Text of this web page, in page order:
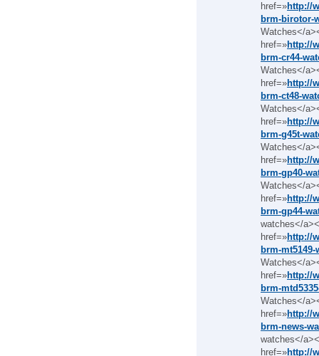
href=»http://
brm-birotor-
Watches</
href=»http://
brm-cr44-
Watches</
href=»http://
brm-ct48-
Watches</
href=»http://
brm-g45t-
Watches</
href=»http://
brm-gp40-
Watches</
href=»http://
brm-gp44-
watches</
href=»http://
brm-
Watches</
href=»http://
brm-
Watches</
href=»http://
brm-news-
watches</
href=»http://